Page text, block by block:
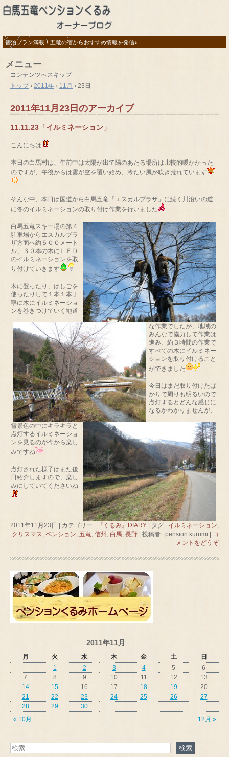
宿泊プラン満載！五竜の宿からおすすめ情報を発信♪
メニュー
コンテンツへスキップ
トップ › 2011年 › 11月 › 23日
2011年11月23日 のアーカイブ
11.11.23「イルミネーション」
こんにちは
本日の白馬村は、午前中は太陽が出て陽のあたる場所は比較的暖かかった
のですが、午後からは雲が空を覆い始め、冷たい風が吹き荒れています
そんな中、本日は国道から白馬五竜「エスカルプラザ」に続く川沿いの道
に冬のイルミネーションの取り付け作業を行いました
白馬五竜スキー場の第４
駐車場からエスカルプラ
ザ方面へ約５００メート
ル、３０本の木にＬＥＤ
のイルミネーションを取
り付けていきます
木に登ったり、はしごを
使ったりして１本１本丁
寧に木にイルミネーショ
ンを巻きつけていく地道
な作業でしたが、地域の
みんなで協力して作業は
進み、約３時間の作業で
すべての木にイルミネー
ションを取り付けること
ができました
今日はまだ取り付けたば
かりで周りも明るいので
点灯するとどんな感じに
なるかわかりませんが、
雪景色の中にキラキラと
点灯するイルミネーショ
ンを見るのが今から楽し
みですね
点灯された様子はまた後
日紹介しますので、楽し
みにしていてくださいね
2011年11月23日 カテゴリー : 『くるみ』DIARY タグ : イルミネーション,
クリスマス, ペンション, 五竜, 信州 , 白馬, 長野 投稿者 : pension kurumi
コ
メントをどうぞ
2011年11月
月 火 水 木 金 土 日
« 10月 12月 »
1 2 3 4 5
6
7
8 9 10 11 12
13
14
15 16 17 18 19
20
21
22 23 24 25 26
27
28
29 30